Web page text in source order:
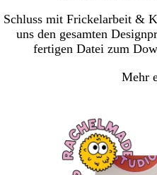
Schluss mit Frickelarbeit &
uns den gesamten
fertigen Datei zum
Mehr